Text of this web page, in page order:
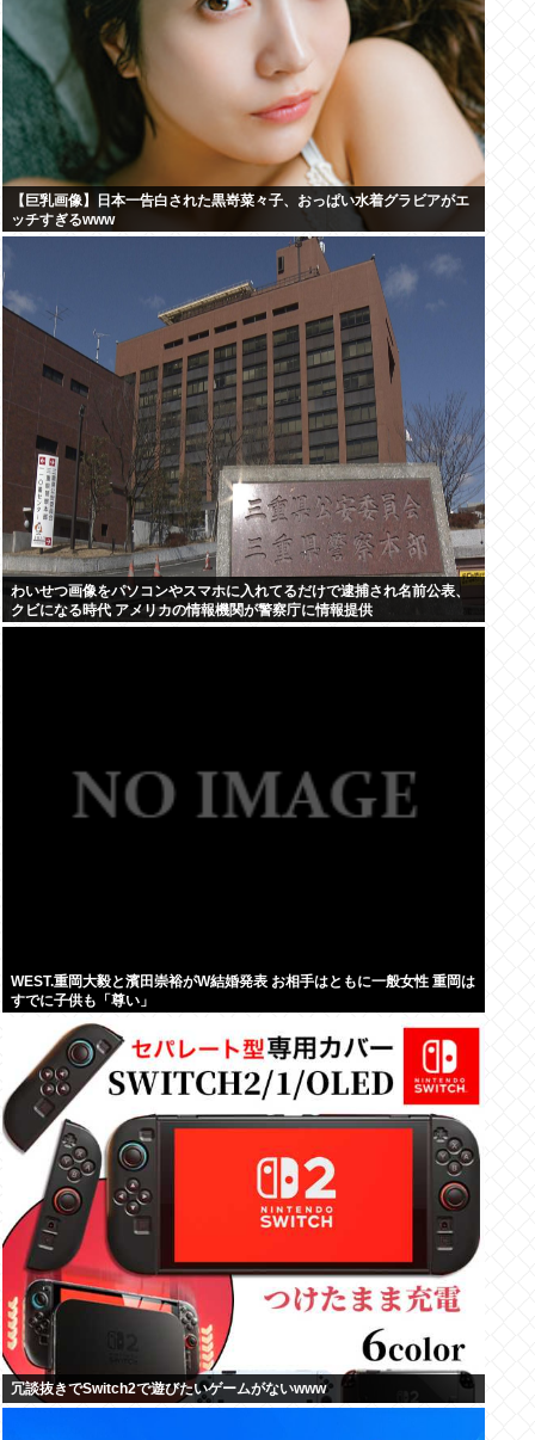
【巨乳画像】日本一告白された黒嵜菜々子、おっぱい水着グラビアがエ
ッチすぎるwww
わいせつ画像をパソコンやスマホに入れてるだけで逮捕され名前公表、
クビになる時代 アメリカの情報機関が警察庁に情報提供
WEST.重岡大毅と濱田崇裕がW結婚発表 お相手はともに一般女性 重岡は
すでに子供も「尊い」
冗談抜きでSwitch2で遊びたいゲームがないwww